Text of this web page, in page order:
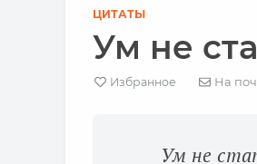
ЦИТАТЫ
Ум не
Избранное На
Ум не